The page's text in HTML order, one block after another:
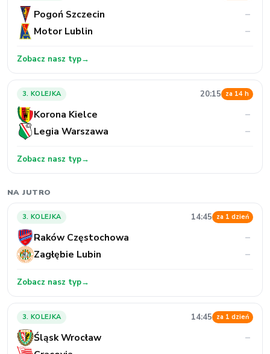
Pogoń Szczecin
–
Motor Lublin
–
Zobacz nasz typ→
3. KOLEJKA 20:15 za 14 h
Korona Kielce
–
Legia Warszawa
–
Zobacz nasz typ→
NA JUTRO
3. KOLEJKA 14:45 za 1 dzień
Raków Częstochowa
–
Zagłębie Lubin
–
Zobacz nasz typ→
3. KOLEJKA 14:45 za 1 dzień
Śląsk Wrocław
–